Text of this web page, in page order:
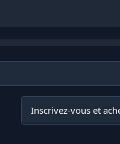
Inscrivez-vous et